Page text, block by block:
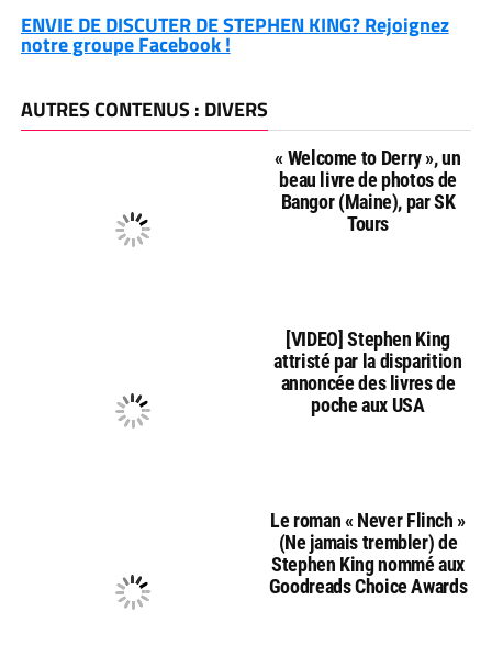
ENVIE DE DISCUTER DE STEPHEN KING? Rejoignez
notre groupe Facebook !
AUTRES CONTENUS : DIVERS
« Welcome to Derry », un
beau livre de photos de
Bangor (Maine), par SK
Tours
[VIDEO] Stephen King
attristé par la disparition
annoncée des livres de
poche aux USA
Le roman « Never Flinch »
(Ne jamais trembler) de
Stephen King nommé aux
Goodreads Choice Awards